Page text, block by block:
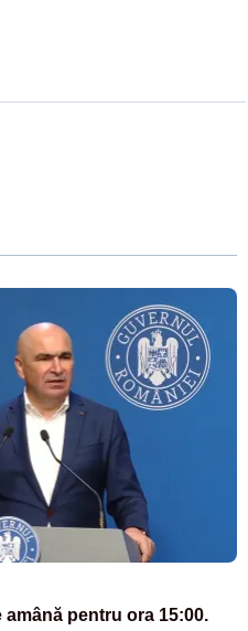
pentru ora 15:00.